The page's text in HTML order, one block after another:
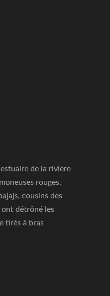
de la rivière
rouges,
cousins des
détrôné les
tirés à bras